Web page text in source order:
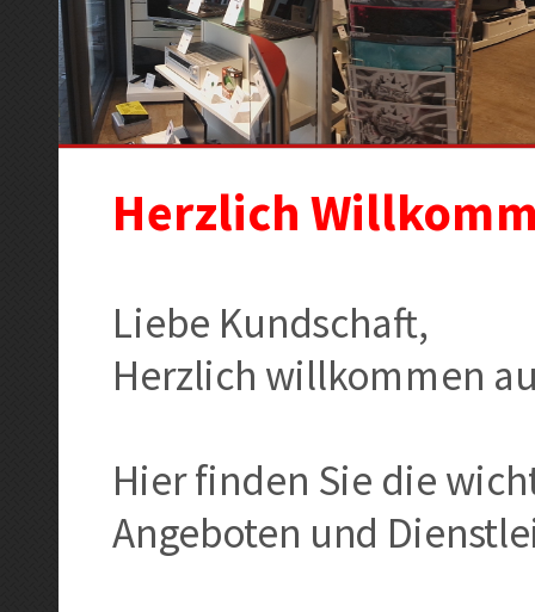
Herzlich
Liebe Kundschaft,
Herzlich willkommen
Hier finden Sie die
Angeboten und